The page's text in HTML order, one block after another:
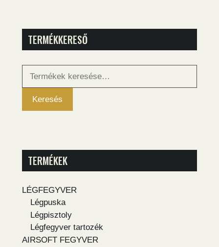
TERMÉKKERESŐ
Keresés
Keresés
TERMÉKEK
LÉGFEGYVER
Légpuska
Légpisztoly
Légfegyver tartozék
AIRSOFT FEGYVER